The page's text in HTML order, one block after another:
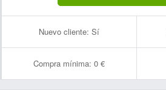
Nuevo cliente: Sí
Compra mínima: 0 €